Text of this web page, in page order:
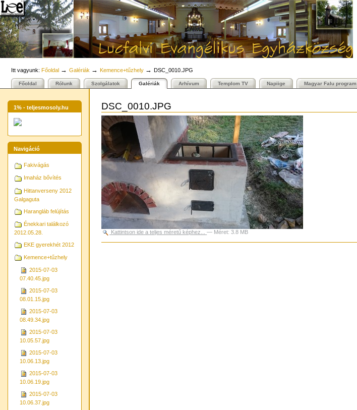
Tovább
a
tartalomhoz
|
Ugrás
a
navigációhoz
Személyes
eszközök
Itt vagyunk: Főoldal →Galériák →Kemence+tűzhely →DSC_0010.JPG
Bekezdések
Főoldal Rólunk Szolgálatok Galériák Arhívum Templom TV Napiige Magyar Falu program
1% - teljesmosoly.hu
Navigáció
Fakivágás
Imaház bővítés
Hittanverseny 2012
Galgaguta
Harangláb felújítás
Énekkari találkozó
2012.05.28.
EKE gyerekhét 2012
Kemence+tűzhely
2015-07-03
07.40.45.jpg
2015-07-03
08.01.15.jpg
2015-07-03
08.49.34.jpg
2015-07-03
10.05.57.jpg
2015-07-03
10.06.13.jpg
2015-07-03
10.06.19.jpg
2015-07-03
10.06.37.jpg
DSC_0010.JPG
Kattintson ide a teljes méretű képhez... — Méret:3.8 MB